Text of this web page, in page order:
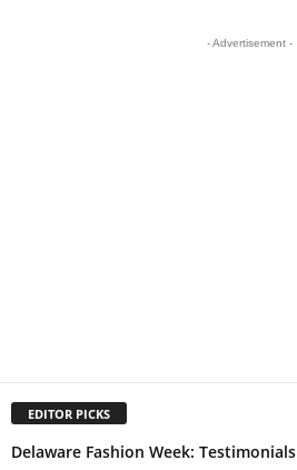
- Advertisement -
EDITOR PICKS
Delaware Fashion Week: Testimonials